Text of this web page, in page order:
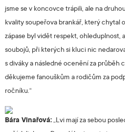
jsme se v koncovce trápili, ale na
kvality soupeřova brankář, který chytal
zápase byl vidět respekt, ohleduplnost,
soubojů, při kterých si kluci nic
s diváky a následné ocenění za průběh
děkujeme fanouškům a rodičům za
ročníku.“
Bára Vinařová:„Lvi mají za sebou